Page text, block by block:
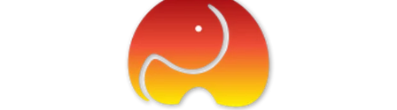
Nu er der over 1.000 bjerggorillaer i Afrika
10 ting du ikke vidste om Madagaskar